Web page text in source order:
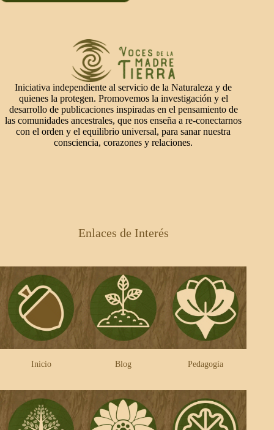
Iniciativa independiente al servicio de la Naturaleza y de
quienes la protegen. Promovemos la investigación y el
desarrollo de publicaciones inspiradas en el pensamiento de
las comunidades ancestrales, que nos enseña a re-conectarnos
con el orden y el equilibrio universal, para sanar nuestra
consciencia, corazones y relaciones.
Enlaces de Interés
Inicio Blog Pedagogía